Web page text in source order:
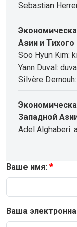
Sebastian
Азии и Тихого
Soo Hyun Kim:
Yann Duval:
Silvère
Западной
Adel Alghaberi:
Ваше имя:
Ваша